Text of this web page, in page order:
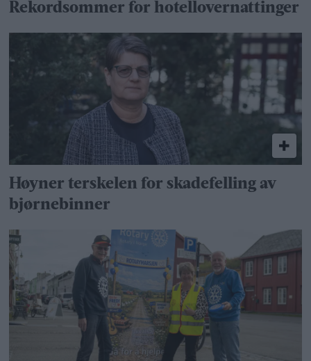
Rekordsommer for hotellovernattinger
Høyner terskelen for skadefelling av
bjørnebinner